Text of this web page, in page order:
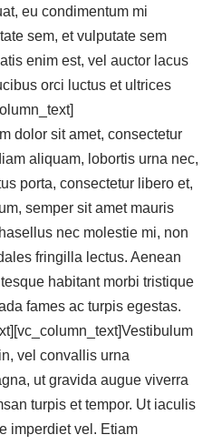
eu condimentum mi
sem, et vulputate sem
enim est, vel auctor lacus
orci luctus et ultrices
dolor sit amet, consectetur
aliquam, lobortis urna nec,
porta, consectetur libero et,
semper sit amet mauris
nec molestie mi, non
fringilla lectus. Aenean
habitant morbi tristique
fames ac turpis egestas.
vel convallis urna
ut gravida augue viverra
turpis et tempor. Ut iaculis
imperdiet vel. Etiam